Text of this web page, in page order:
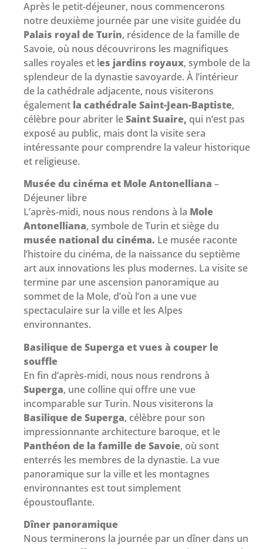
Après le petit-déjeuner, nous commencerons
notre deuxième journée par une visite guidée du
Palais royal de Turin, résidence de la famille de
Savoie, où nous découvrirons les magnifiques
salles royales et les jardins royaux, symbole de la
splendeur de la dynastie savoyarde. À l’intérieur
de la cathédrale adjacente, nous visiterons
également la cathédrale Saint-Jean-Baptiste,
célèbre pour abriter leSaint Suaire, qui n’est pas
exposé au public, mais dont la visite sera
intéressante pour comprendre la valeur historique
et religieuse.
Musée du cinéma et Mole Antonelliana –
Déjeuner libre
L’après-midi, nous nous rendons à la Mole
Antonelliana, symbole de Turin et siège du
musée national du cinéma. Le musée raconte
l’histoire du cinéma, de la naissance du septième
art aux innovations les plus modernes. La visite se
termine par une ascension panoramique au
sommet de la Mole, d’où l’on a une vue
spectaculaire sur la ville et les Alpes
environnantes.
Basilique de Superga et vues à couper le
souffle
En fin d’après-midi, nous nous rendrons à
Superga, une colline qui offre une vue
incomparable sur Turin. Nous visiterons la
Basilique de Superga, célèbre pour son
impressionnante architecture baroque, et le
Panthéon de la famille de Savoie, où sont
enterrés les membres de la dynastie. La vue
panoramique sur la ville et les montagnes
environnantes est tout simplement
époustouflante.
Dîner panoramique
Nous terminerons la journée par un dîner dans un